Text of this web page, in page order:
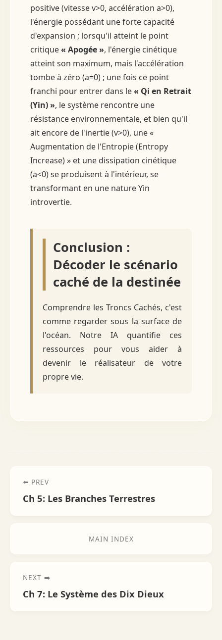
positive (vitesse v>0, accélération a>0),
l'énergie possédant une forte capacité
d'expansion ; lorsqu'il atteint le point
critique« Apogée », l'énergie cinétique
atteint son maximum, mais l'accélération
tombe à zéro (a=0) ; une fois ce point
franchi pour entrer dans le« Qi en Retrait
(Yin) », le système rencontre une
résistance environnementale, et bien qu'il
ait encore de l'inertie (v>0), une «
Augmentation de l'Entropie (Entropy
Increase) » et une dissipation cinétique
(a<0) se produisent à l'intérieur, se
transformant en une nature Yin
introvertie.
Conclusion :
Décoder le scénario
caché de la destinée
Comprendre les Troncs Cachés, c'est
comme regarder sous la surface de
l'océan. Notre IA quantifie ces
ressources pour vous aider à
devenir le réalisateur de votre
propre vie.
⬅️ PREV
Ch 5: Les Branches Terrestres
MAIN INDEX
NEXT ➡️
Ch 7: Le Système des Dix Dieux